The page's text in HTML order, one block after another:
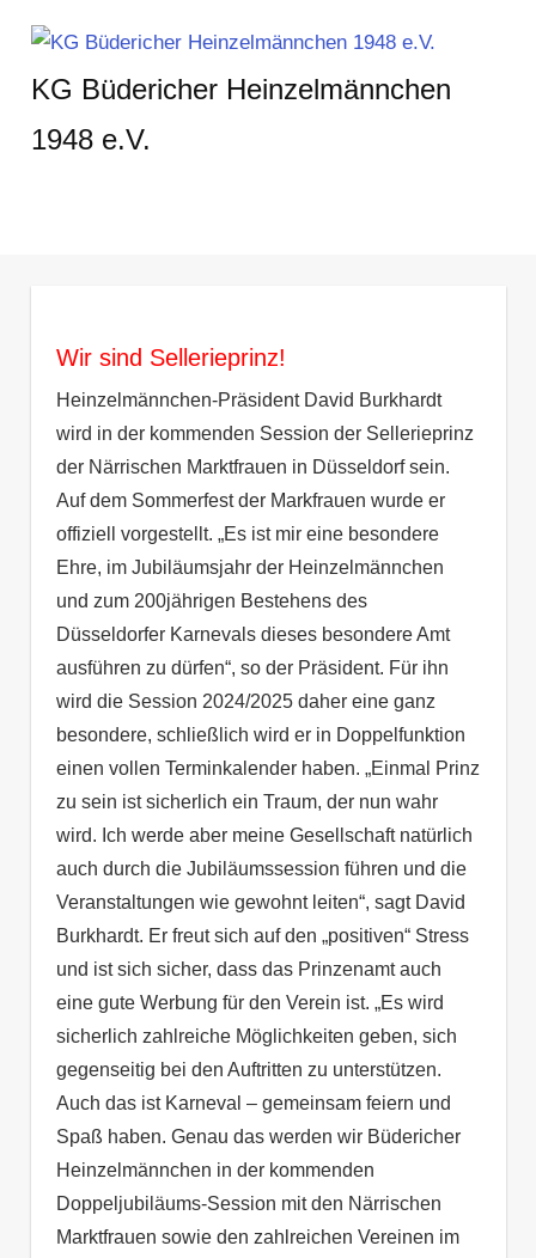
Inhalt
springenKG Büdericher Heinzelmännchen
1948 e.V.
Wir sind Sellerieprinz!
Heinzelmännchen-Präsident David Burkhardt
wird in der kommenden Session der Sellerieprinz
der Närrischen Marktfrauen in Düsseldorf sein.
Auf dem Sommerfest der Markfrauen wurde er
offiziell vorgestellt. „Es ist mir eine besondere
Ehre, im Jubiläumsjahr der Heinzelmännchen
und zum 200jährigen Bestehens des
Düsseldorfer Karnevals dieses besondere Amt
ausführen zu dürfen“, so der Präsident. Für ihn
wird die Session 2024/2025 daher eine ganz
besondere, schließlich wird er in Doppelfunktion
einen vollen Terminkalender haben. „Einmal Prinz
zu sein ist sicherlich ein Traum, der nun wahr
wird. Ich werde aber meine Gesellschaft natürlich
auch durch die Jubiläumssession führen und die
Veranstaltungen wie gewohnt leiten“, sagt David
Burkhardt. Er freut sich auf den „positiven“ Stress
und ist sich sicher, dass das Prinzenamt auch
eine gute Werbung für den Verein ist. „Es wird
sicherlich zahlreiche Möglichkeiten geben, sich
gegenseitig bei den Auftritten zu unterstützen.
Auch das ist Karneval – gemeinsam feiern und
Spaß haben. Genau das werden wir Büdericher
Heinzelmännchen in der kommenden
Doppeljubiläums-Session mit den Närrischen
Marktfrauen sowie den zahlreichen Vereinen im